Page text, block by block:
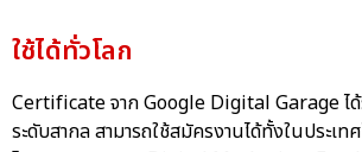
ใช้ได้ทั่วโลก
Certificate จาก Google Digital Garage ไ
ระดับสากล สามารถใช้สมัครงานได้ทั้งในประเท